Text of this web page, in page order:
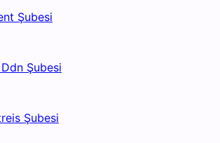
Şubesi
Şubesi
Şubesi